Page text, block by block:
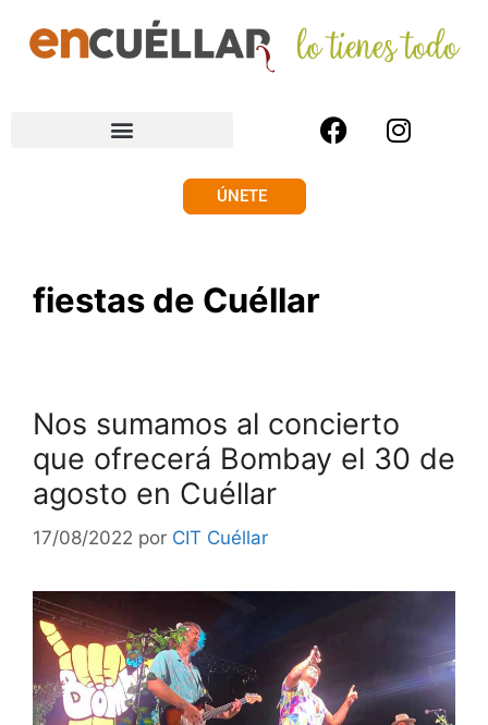
ÚNETE
fiestas de Cuéllar
Nos sumamos al concierto
que ofrecerá Bombay el 30 de
agosto en Cuéllar
17/08/2022 por CIT Cuéllar